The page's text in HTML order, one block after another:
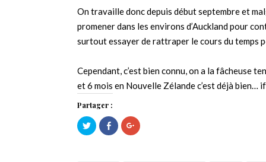
On travaille donc depuis début septembre et
promener dans les environs d’Auckland pour
surtout essayer de rattraper le cours du temps
Cependant, c’est bien connu, on a la fâcheuse
et 6 mois en Nouvelle Zélande c’est déjà bien…
Partager :
Cliquez
pour
partager
Cliquez
pour
partager
Cliquez
pour